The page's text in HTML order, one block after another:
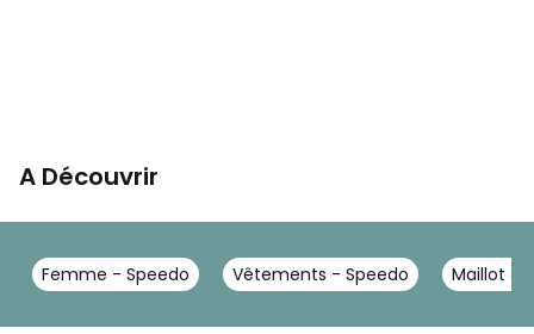
A Découvrir
Femme - Speedo Vêtements - Speedo Maillot